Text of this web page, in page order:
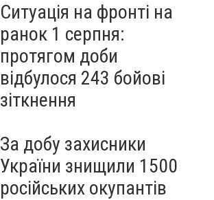
Ситуація на фронті на
ранок 1 серпня:
протягом доби
відбулося 243 бойові
зіткнення
За добу захисники
України знищили 1500
російських окупантів